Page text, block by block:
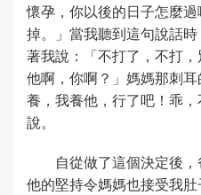
懷孕，你以後的日子怎麼
掉。」當我聽到這句說話
著我說：「不打了，不打
他啊，你啊？」媽媽那刺
養，我養他，行了吧！乖
說。
自從做了這個決定後
他的堅持令媽媽也接受我